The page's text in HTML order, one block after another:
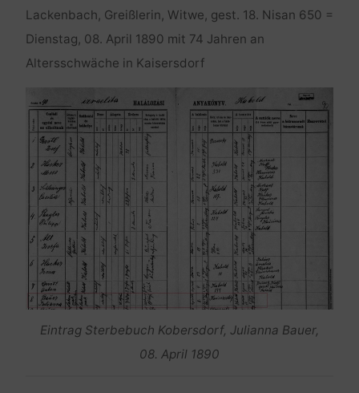
Lackenbach, Greißlerin, Witwe, gest. 18. Nisan 650 =
Dienstag, 08. April 1890 mit 74 Jahren an
Altersschwäche in Kaisersdorf
Eintrag Sterbebuch Kobersdorf, Julianna Bauer,
08. April 1890